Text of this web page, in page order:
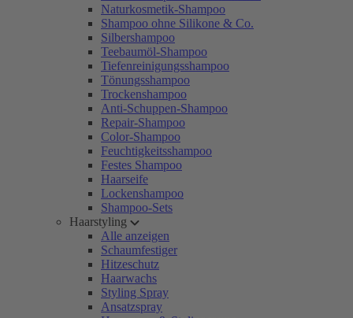
Naturkosmetik-Shampoo
Shampoo ohne Silikone & Co.
Silbershampoo
Teebaumöl-Shampoo
Tiefenreinigungsshampoo
Tönungsshampoo
Trockenshampoo
Anti-Schuppen-Shampoo
Repair-Shampoo
Color-Shampoo
Feuchtigkeitsshampoo
Festes Shampoo
Haarseife
Lockenshampoo
Shampoo-Sets
Haarstyling
Alle anzeigen
Schaumfestiger
Hitzeschutz
Haarwachs
Styling Spray
Ansatzspray